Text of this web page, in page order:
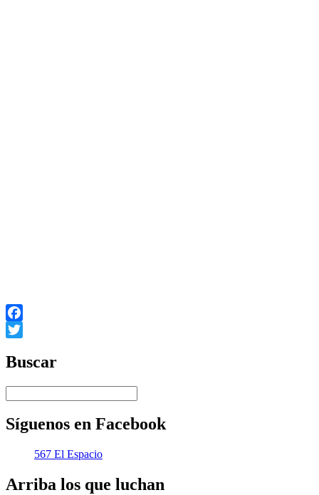
Facebook
Buscar
Síguenos en Facebook
567 El Espacio
Arriba los que luchan